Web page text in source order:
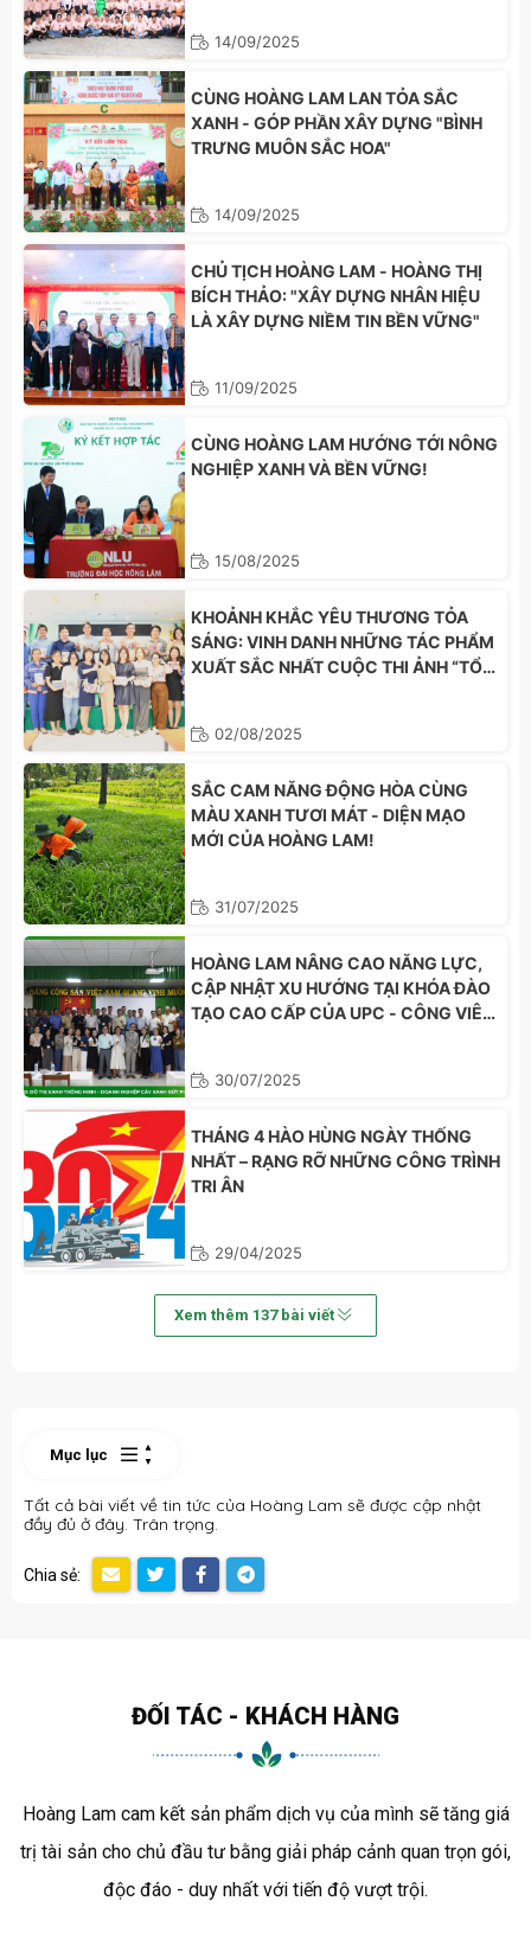
14/09/2025
CÙNG HOÀNG LAM LAN TỎA SẮC
XANH - GÓP PHẦN XÂY DỰNG "BÌNH
TRƯNG MUÔN SẮC HOA"
14/09/2025
CHỦ TỊCH HOÀNG LAM - HOÀNG THỊ
BÍCH THẢO: "XÂY DỰNG NHÂN HIỆU
LÀ XÂY DỰNG NIỀM TIN BỀN VỮNG"
11/09/2025
CÙNG HOÀNG LAM HƯỚNG TỚI NÔNG
NGHIỆP XANH VÀ BỀN VỮNG!
15/08/2025
KHOẢNH KHẮC YÊU THƯƠNG TỎA
SÁNG: VINH DANH NHỮNG TÁC PHẨM
XUẤT SẮC NHẤT CUỘC THI ẢNH “TỔ
02/08/2025
SẮC CAM NĂNG ĐỘNG HÒA CÙNG
MÀU XANH TƯƠI MÁT - DIỆN MẠO
MỚI CỦA HOÀNG LAM!
31/07/2025
HOÀNG LAM NÂNG CAO NĂNG LỰC,
CẬP NHẬT XU HƯỚNG TẠI KHÓA ĐÀO
TẠO CAO CẤP CỦA UPC - CÔNG VIÊN
30/07/2025
THÁNG 4 HÀO HÙNG NGÀY THỐNG
NHẤT – RẠNG RỠ NHỮNG CÔNG TRÌNH
TRI ÂN
29/04/2025
Xem thêm 137bài viết
Mục lục
Tất cả bài viết về tin tức của Hoàng Lam sẽ được cập nhật
đầy đủ ở đây. Trân trọng.
Chia sẻ:
ĐỐI TÁC - KHÁCH HÀNG
Hoàng Lam cam kết sản phẩm dịch vụ của mình sẽ tăng giá
trị tài sản cho chủ đầu tư bằng giải pháp cảnh quan trọn gói,
độc đáo - duy nhất với tiến độ vượt trội.